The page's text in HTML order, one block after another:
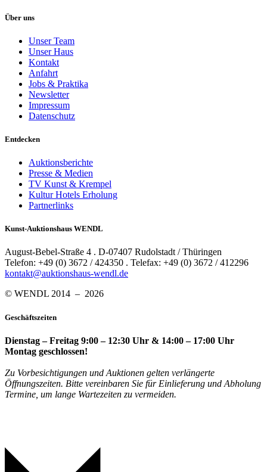
Über uns
Unser Team
Unser Haus
Kontakt
Anfahrt
Jobs & Praktika
Newsletter
Impressum
Datenschutz
Entdecken
Auktionsberichte
Presse & Medien
TV Kunst & Krempel
Kultur Hotels Erholung
Partnerlinks
Kunst-Auktionshaus WENDL
August-Bebel-Straße 4 . D-07407 Rudolstadt / Thüringen
Telefon: +49 (0) 3672 / 424350 . Telefax: +49 (0) 3672 / 412296
kontakt@auktionshaus-wendl.de
© WENDL 2014 – 2026
Geschäftszeiten
Dienstag – Freitag 9:00 – 12:30 Uhr & 14:00 – 17:00 Uhr
Montag geschlossen!
Zu Vorbesichtigungen und Auktionen gelten verlängerte
Öffnungszeiten. Bitte vereinbaren Sie für Einlieferung und Abholung
Termine, um lange Wartezeiten zu vermeiden.